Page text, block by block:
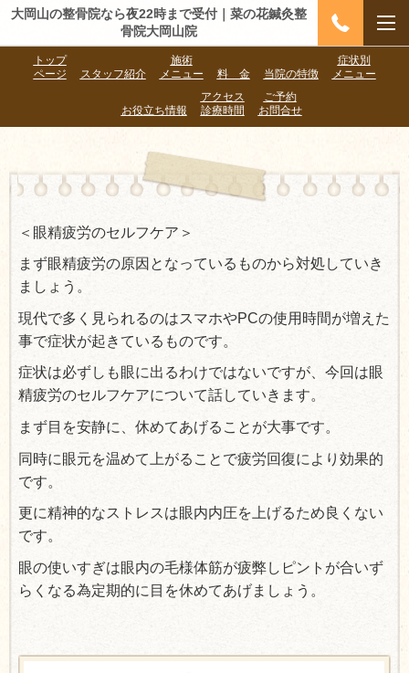
大岡山の整骨院なら夜22時まで受付｜菜の花鍼灸整
骨院大岡山院
トップ
ページ
スタッフ紹介
施術
メニュー
料 金 当院の特徴
症状別
メニュー
お役立ち情報
アクセス
診療時間
ご予約
お問合せ
＜眼精疲労のセルフケア＞
まず眼精疲労の原因となっているものから対処していき
ましょう。
現代で多く見られるのはスマホやPCの使用時間が増えた
事で症状が起きているものです。
症状は必ずしも眼に出るわけではないですが、今回は眼
精疲労のセルフケアについて話していきます。
まず目を安静に、休めてあげることが大事です。
同時に眼元を温めて上がることで疲労回復により効果的
です。
更に精神的なストレスは眼内内圧を上げるため良くない
です。
眼の使いすぎは眼内の毛様体筋が疲弊しピントが合いず
らくなる為定期的に目を休めてあげましょう。